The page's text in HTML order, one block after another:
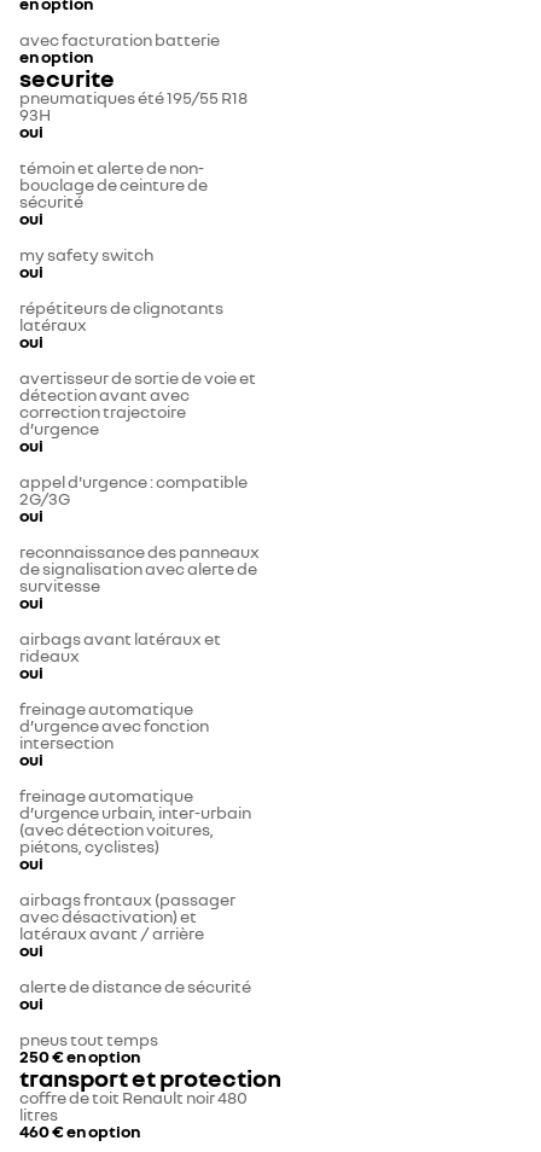
avec facturation batterie
en option
securite
pneumatiques été 195/55 R18
93H
oui
témoin et alerte de non-
bouclage de ceinture de
sécurité
oui
my safety switch
oui
répétiteurs de clignotants
latéraux
oui
avertisseur de sortie de voie et
détection avant avec
correction trajectoire
d’urgence
oui
appel d'urgence : compatible
2G/3G
oui
reconnaissance des panneaux
de signalisation avec alerte de
survitesse
oui
airbags avant latéraux et
rideaux
oui
freinage automatique
d’urgence avec fonction
intersection
oui
freinage automatique
d’urgence urbain, inter-urbain
(avec détection voitures,
piétons, cyclistes)
oui
airbags frontaux (passager
avec désactivation) et
latéraux avant / arrière
oui
alerte de distance de sécurité
oui
pneus tout temps
250 €en option
transport et protection
coffre de toit Renault noir 480
litres
460 €en option